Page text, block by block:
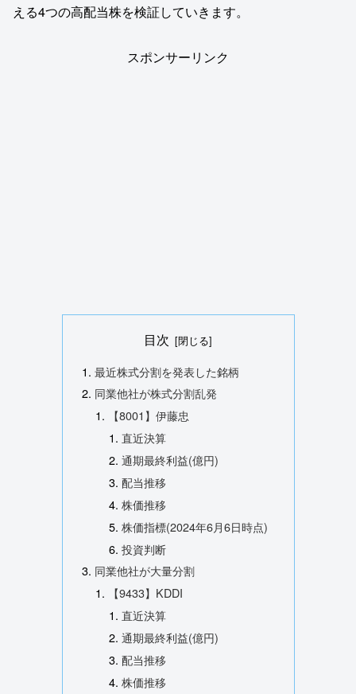
える4つの高配当株を検証していきます。
スポンサーリンク
目次
最近株式分割を発表した銘柄
同業他社が株式分割乱発
【8001】伊藤忠
直近決算
通期最終利益(億円)
配当推移
株価推移
株価指標(2024年6月6日時点)
投資判断
同業他社が大量分割
【9433】KDDI
直近決算
通期最終利益(億円)
配当推移
株価推移